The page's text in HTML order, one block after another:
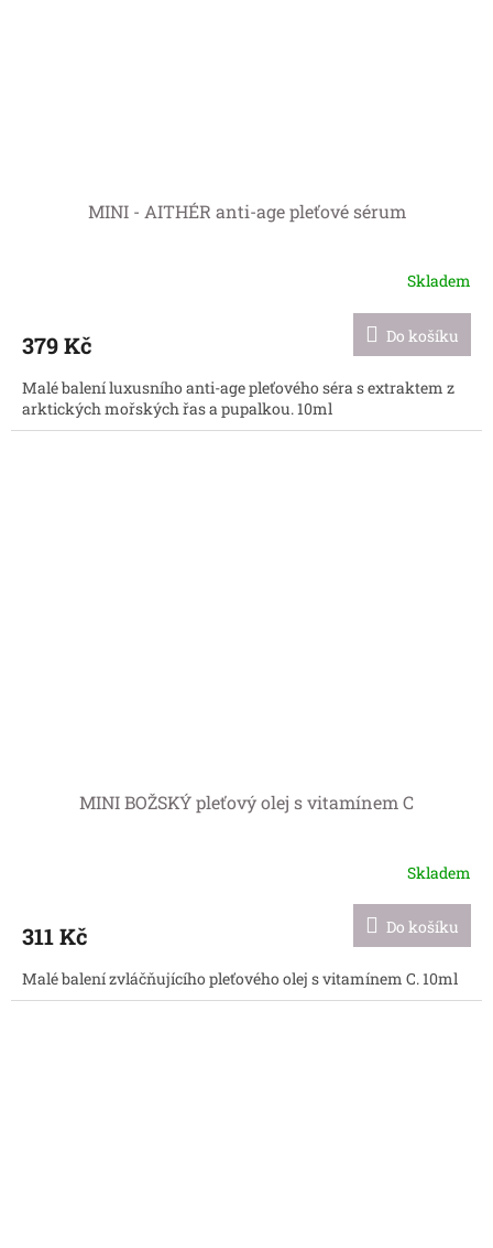
MINI - AITHÉR anti-age pleťové sérum
Skladem
379 Kč Do košíku
Malé balení luxusního anti-age pleťového séra s extraktem z
arktických mořských řas a pupalkou. 10ml
MINI BOŽSKÝ pleťový olej s vitamínem C
Skladem
311 Kč Do košíku
Malé balení zvláčňujícího pleťového olej s vitamínem C. 10ml